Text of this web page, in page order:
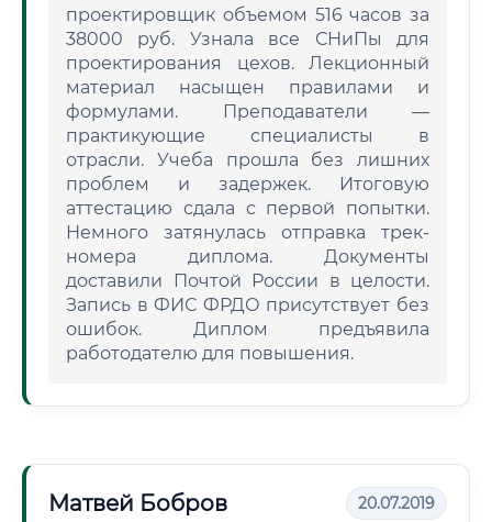
проектировщик объемом 516 часов за
38000 руб. Узнала все СНиПы для
проектирования цехов. Лекционный
материал насыщен правилами и
формулами. Преподаватели —
практикующие специалисты в
отрасли. Учеба прошла без лишних
проблем и задержек. Итоговую
аттестацию сдала с первой попытки.
Немного затянулась отправка трек-
номера диплома. Документы
доставили Почтой России в целости.
Запись в ФИС ФРДО присутствует без
ошибок. Диплом предъявила
работодателю для повышения.
Матвей Бобров 20.07.2019